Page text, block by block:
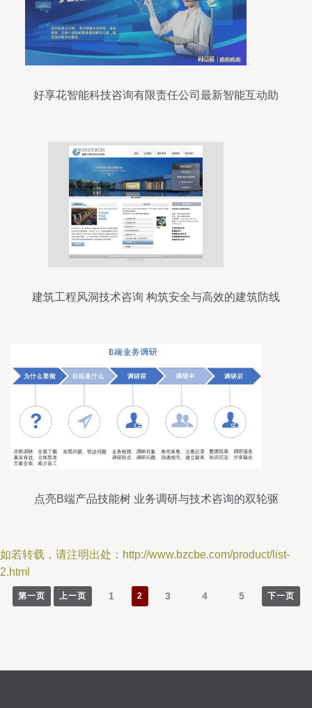
好享花智能科技咨询有限责任公司最新智能互动助
建筑工程风洞技术咨询 构筑安全与高效的建筑防线
点亮B端产品技能树 业务调研与技术咨询的双轮驱
如若转载，请注明出处：http://www.bzcbe.com/product/list-
2.html
第一页 上一页 1 2 3 4 5 下一页